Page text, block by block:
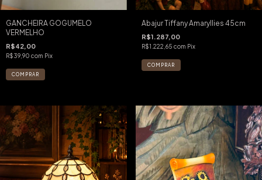
GANCHEIRA GOGUMELO
VERMELHO
R$42,00
R$39,90 com Pix
Abajur Tiffany Amaryllies 45cm
R$1.287,00
R$1.222,65 com Pix